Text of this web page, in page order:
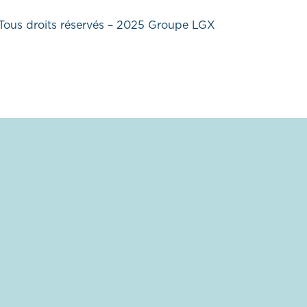
droits réservés – 2025 Groupe LGX